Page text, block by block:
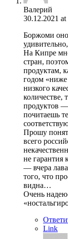
Валерий
30.12.2021 at
Боржоми оно
На Кипре
стран,
продуктам,
годом «ниже
низкого
продуктов —
почитаешь
Прошу
всего
не гарантия
— вчера
того, что
видна…
Очень
Link